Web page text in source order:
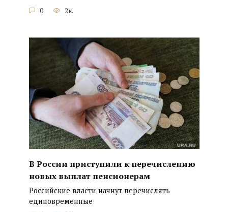
0 2к.
В России приступили к перечислению
новых выплат пенсионерам
Российские власти начнут перечислять
единовременные